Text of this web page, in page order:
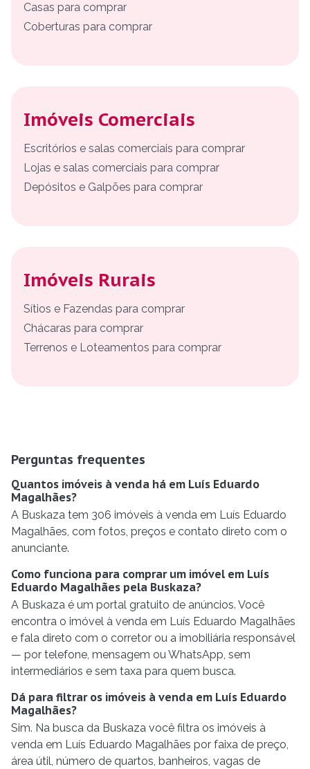
Casas para comprar
Coberturas para comprar
Imóveis Comerciais
Escritórios e salas comerciais para comprar
Lojas e salas comerciais para comprar
Depósitos e Galpões para comprar
Imóveis Rurais
Sítios e Fazendas para comprar
Chácaras para comprar
Terrenos e Loteamentos para comprar
Perguntas frequentes
Quantos imóveis à venda há em Luís Eduardo
Magalhães?
A Buskaza tem 306 imóveis à venda em Luís Eduardo
Magalhães, com fotos, preços e contato direto com o
anunciante.
Como funciona para comprar um imóvel em Luís
Eduardo Magalhães pela Buskaza?
A Buskaza é um portal gratuito de anúncios. Você
encontra o imóvel à venda em Luís Eduardo Magalhães
e fala direto com o corretor ou a imobiliária responsável
— por telefone, mensagem ou WhatsApp, sem
intermediários e sem taxa para quem busca.
Dá para filtrar os imóveis à venda em Luís Eduardo
Magalhães?
Sim. Na busca da Buskaza você filtra os imóveis à
venda em Luís Eduardo Magalhães por faixa de preço,
área útil, número de quartos, banheiros, vagas de